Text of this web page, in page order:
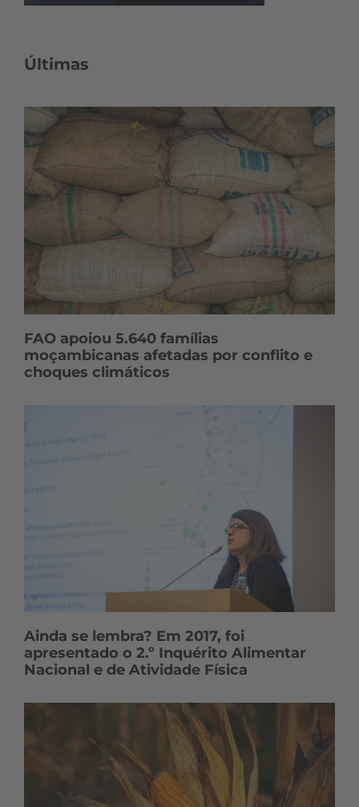
Últimas
FAO apoiou 5.640 famílias
moçambicanas afetadas por conflito e
choques climáticos
Ainda se lembra? Em 2017, foi
apresentado o 2.º Inquérito Alimentar
Nacional e de Atividade Física